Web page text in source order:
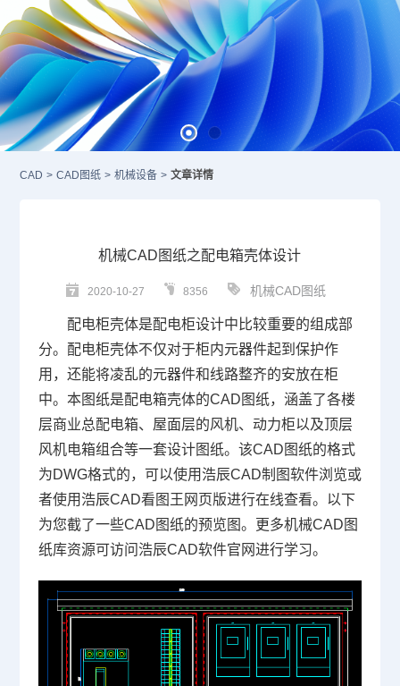
CAD > CAD图纸 > 机械设备 > 文章详情
机械CAD图纸之配电箱壳体设计
2020-10-27 8356 机械CAD图纸
配电柜壳体是配电柜设计中比较重要的组成部
分。 配电柜壳体不仅对于柜内元器件起到保护作
用，还能将凌乱的元器件和线路整齐的安放在柜
中。 本图纸是配电箱壳体的CAD图纸，涵盖了各楼
层商业总配电箱、屋面层的风机、动力柜以及顶层
风机电箱组合等一套设计图纸。该CAD 图纸的格式
为DWG格式的，可以使用浩辰CAD制图软件浏览或
者使用浩辰CAD看图王网页版进行在线查看。以下
为您截了一些CAD图纸的预览图。更多机械CAD 图
纸库资源可访问浩辰CAD软件官网进行学习。